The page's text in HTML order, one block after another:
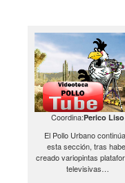
Coordina:Perico Liso
El Pollo Urbano
esta sección, tras
creado variopintas
televisivas…